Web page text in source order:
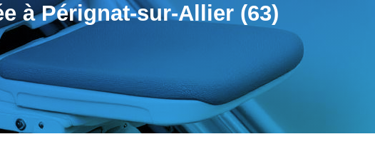
à Pérignat-sur-Allier (63)